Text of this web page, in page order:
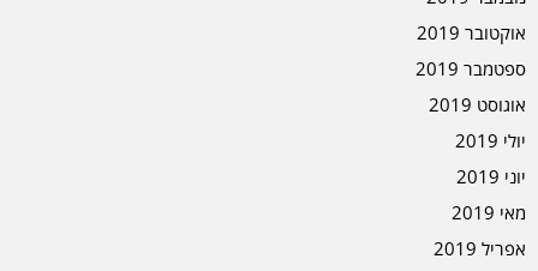
אוקטובר 2019
ספטמבר 2019
אוגוסט 2019
יולי 2019
יוני 2019
מאי 2019
אפריל 2019